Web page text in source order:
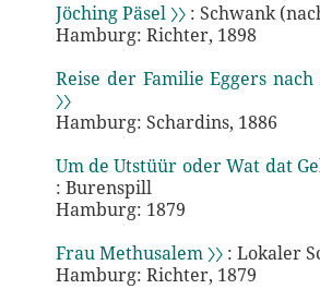
Jöching Päsel 〉〉: Schwank
Hamburg: Richter, 1898
Reise der Familie Eggers
〉〉
Hamburg: Schardins, 1886
Um de Utstüür oder Wat dat
: Burenspill
Hamburg: 1879
Frau Methusalem 〉〉: Lokaler
Hamburg: Richter, 1879